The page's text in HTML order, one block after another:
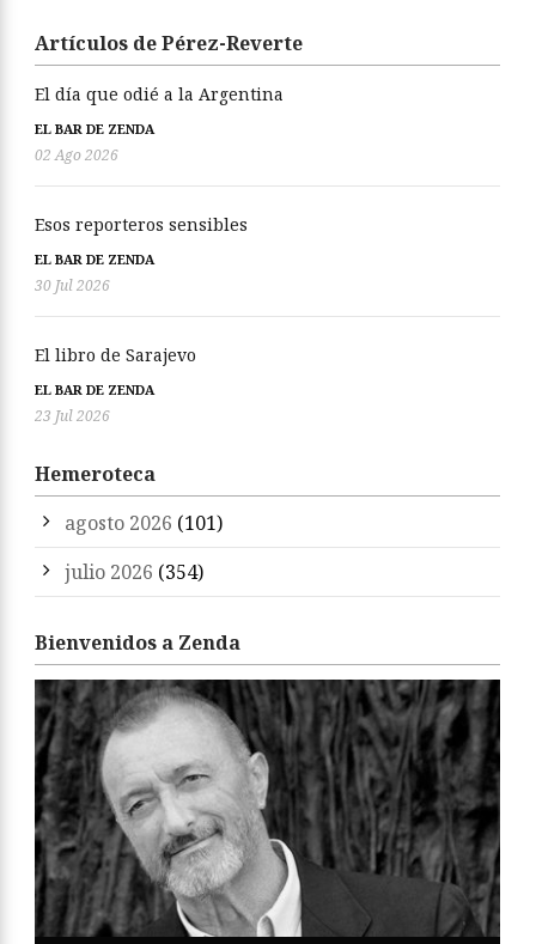
Artículos de Pérez-Reverte
El día que odié a la Argentina
EL BAR DE ZENDA
02 Ago 2026
Esos reporteros sensibles
EL BAR DE ZENDA
30 Jul 2026
El libro de Sarajevo
EL BAR DE ZENDA
23 Jul 2026
Hemeroteca
agosto 2026 (101)
julio 2026 (354)
Bienvenidos a Zenda